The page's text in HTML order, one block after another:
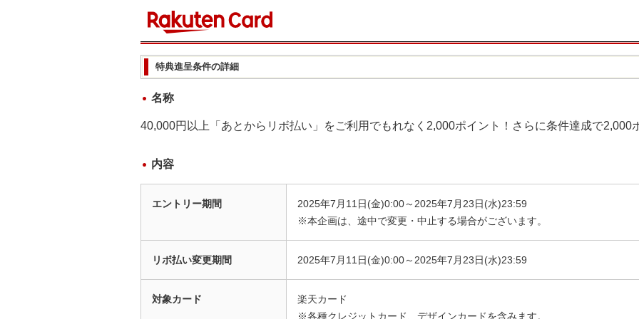
特典進呈条件の詳細
名称
40,000円以上「あとからリボ払い」をご利用でもれなく2,000ポイント！さらに条件達成で2,000
内容
エントリー期間
2025年7月11日(金)0:00～2025年7月23日(水)23:59
※本企画は、途中で変更・中止する場合がございます。
リボ払い変更期間 2025年7月11日(金)0:00～2025年7月23日(水)23:59
対象カード
楽天カード
※各種クレジットカード、デザインカードを含みます。